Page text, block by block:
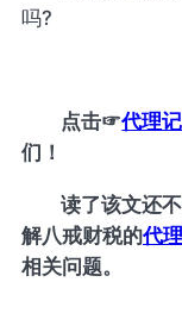
吗?
点击☞代理
们！
读了该文还
解八戒财税的代
相关问题。